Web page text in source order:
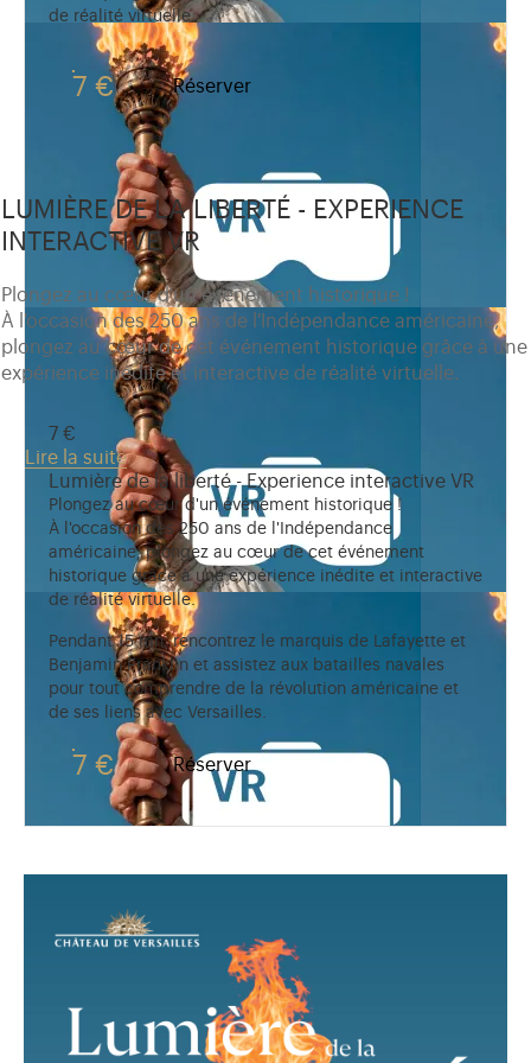
de réalité virtuelle.
7 € Réserver
LUMIÈRE DE LA LIBERTÉ - EXPERIENCE
INTERACTIVE VR
Plongez au cœur d'un événement historique !
À l'occasion des 250 ans de l'Indépendance américaine,
plongez au cœur de cet événement historique grâce à une
expérience inédite et interactive de réalité virtuelle.
7 €
Lire la suite
Lumière de la liberté - Experience interactive VR
Plongez au cœur d'un événement historique !
À l'occasion des 250 ans de l'Indépendance
américaine, plongez au cœur de cet événement
historique grâce à une expérience inédite et interactive
de réalité virtuelle.
Pendant 15 mn, rencontrez le marquis de Lafayette et
Benjamin Franklin et assistez aux batailles navales
pour tout comprendre de la révolution américaine et
de ses liens avec Versailles.
7 € Réserver